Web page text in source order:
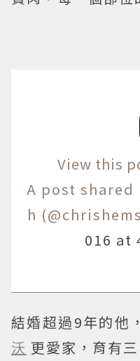
View this
A post
h
016 at
結婚超過9年的他
沃 更愛家，育有